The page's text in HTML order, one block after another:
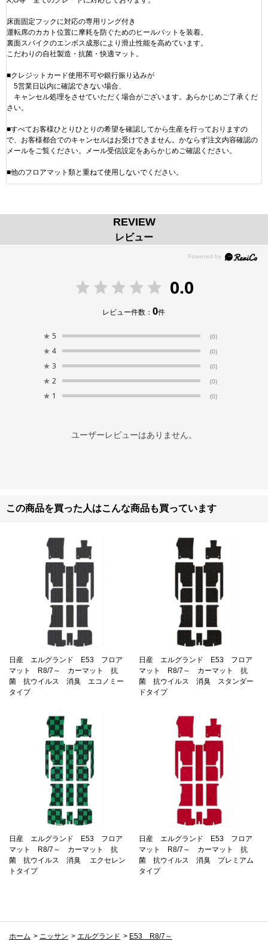
床面固定フックに対応の専用リング付き
運転席のカカト位置に摩耗を防ぐためのヒールパットを装着。
裏面スパイクのエンボス成形により滑止性能を高めています。
こだわりの自社製造・抗菌・快適マット。
■クレジットカード使用不可や銀行振り込みが
5営業日以内に確認できない場合、
キャンセル処理をさせていただく場合がございます。あらかじめご了承くだ
さい。
■すべてお客様ひとりひとりの希望を確認してから生産を行っておりますの
で、お客様都合でのキャンセルはお受けできません。かならず注文内容確認の
メールをご覧ください。メール受信設定をあらかじめご確認ください。
■他のフロアマット類と重ねて使用しないでください。
REVIEW
レビュー
0.0
レビュー件数：0件
★ 5 (0)
★ 4 (0)
★ 3 (0)
★ 2 (0)
★ 1 (0)
ユーザーレビューはありません。
この商品を買った人はこんな商品も買っています
日産 エルグランド E53 フロア
マット R8/7～ カーマット 抗
菌 抗ウイルス 消臭 エコノミー
タイプ
日産 エルグランド E53 フロア
マット R8/7～ カーマット 抗
菌 抗ウイルス 消臭 スタンダー
ドタイプ
日産 エルグランド E53 フロア
マット R8/7～ カーマット 抗
菌 抗ウイルス 消臭 エクセレン
トタイプ
日産 エルグランド E53 フロア
マット R8/7～ カーマット 抗
菌 抗ウイルス 消臭 プレミアム
タイプ
ホーム > ニッサン > エルグランド > E53 R8/7～